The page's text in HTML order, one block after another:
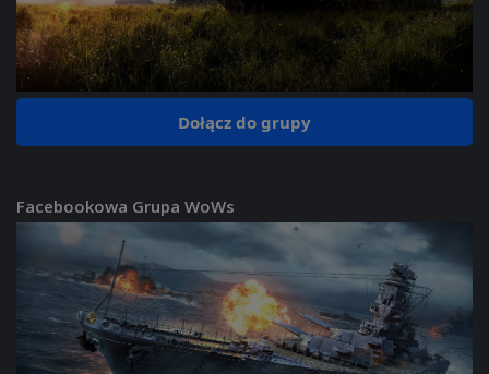
Dołącz do grupy
Facebookowa Grupa WoWs